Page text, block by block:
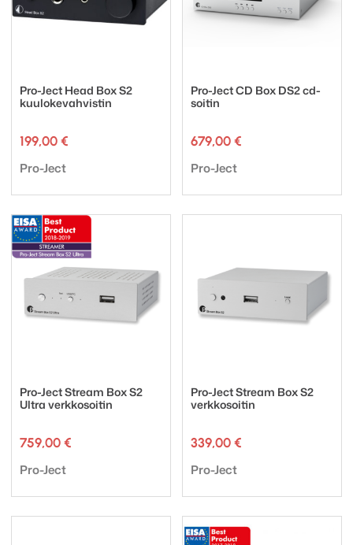
Pro-Ject Head Box S2
kuulokevahvistin
199,00 €
Tuotemerkki:
Pro-Ject
Pro-Ject CD Box DS2 cd-
soitin
679,00 €
Tuotemerkki:
Pro-Ject
Pro-Ject Stream Box S2
Ultra verkkosoitin
759,00 €
Tuotemerkki:
Pro-Ject
Pro-Ject Stream Box S2
verkkosoitin
339,00 €
Tuotemerkki:
Pro-Ject